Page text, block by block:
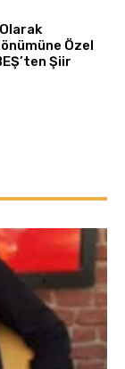
Özel
Şiir